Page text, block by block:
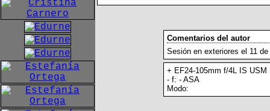
Comentarios del autor
Sesión en exteriores el 11
+ EF24-105mm f/4L IS USM
- f: - ASA
Modo: